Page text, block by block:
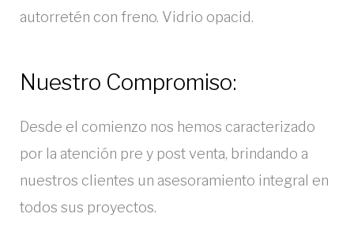
autorretén con freno. Vidrio opacid.
Nuestro Compromiso:
Desde el comienzo nos hemos caracterizado
por la atención pre y post venta, brindando a
nuestros clientes un asesoramiento integral en
todos sus proyectos.